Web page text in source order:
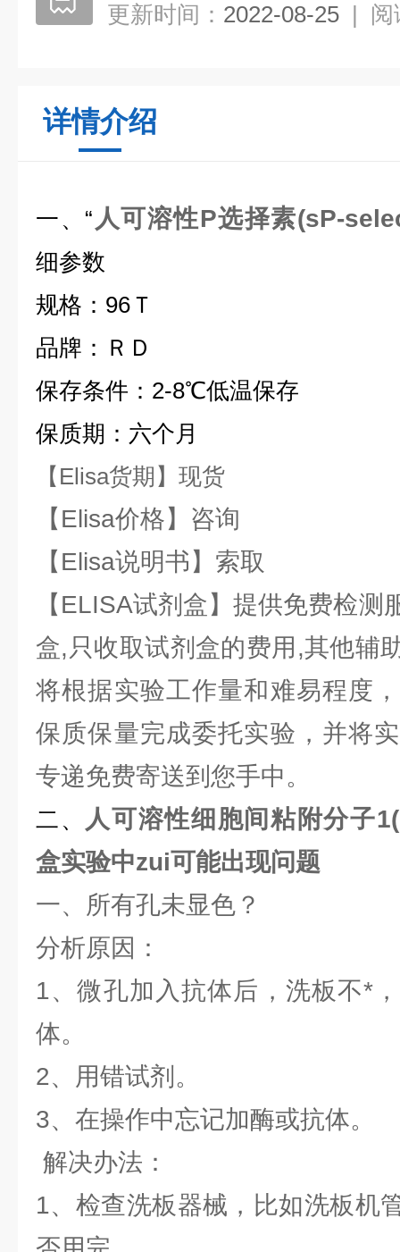
更新时间： 2022-08-25 | 阅
详情介绍
一、“ 人可溶性P选择素(sP-
细参数
规格：96Ｔ
品牌：ＲＤ
保存条件：2-8℃低温保存
保质期：六个月
【Elisa货期】现货
【Elisa价格】咨询
【Elisa说明书】索取
【ELISA试剂盒】提供免费检测
盒,只收取试剂盒的费用,其他辅
将根据实验工作量和难易程度
保质保量完成委托实验，并将
专递免费寄送到您手中。
二、
人可溶性细胞间粘附分子
盒实验中zui可能出现问题
一、所有孔未显色？
分析原因：
1、微孔加入抗体后，洗板不*
体。
2、用错试剂。
3、在操作中忘记加酶或抗体
解决办法：
1、检查洗板器械，比如洗板机